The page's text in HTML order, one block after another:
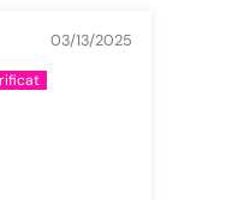
03/13/2025